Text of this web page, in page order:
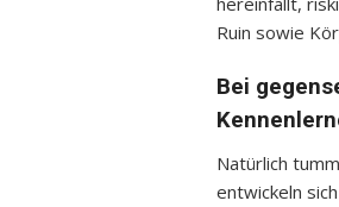
Ruin sowie
Bei
Natürlich
entwickeln